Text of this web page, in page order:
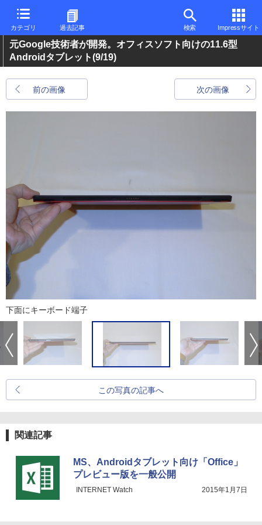
カテゴリ 過去記事 検索 Impressサイト
元Google技術者が開発。オフィスソフト向けの11.6型
Androidタブレット(9/19)
前の画像 次の画像
下面にキーボード端子
この写真の記事へ
関連記事
MS、Androidタブレット向け「Office」
プレビュー版を一般公開
INTERNET Watch 2015年1月7日